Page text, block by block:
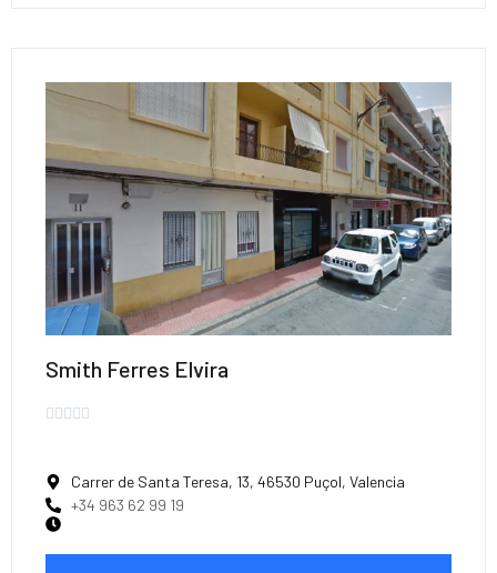
Smith Ferres Elvira
    
Carrer de Santa Teresa, 13, 46530 Puçol, Valencia
+34 963 62 99 19